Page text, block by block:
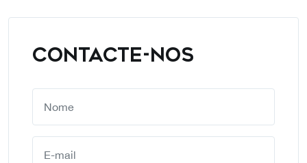
CONTACTE-NOS